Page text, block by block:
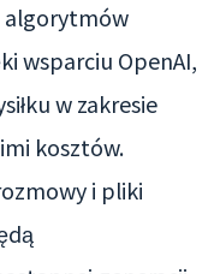
algorytmów
wsparciu OpenAI,
w zakresie
kosztów.
i pliki